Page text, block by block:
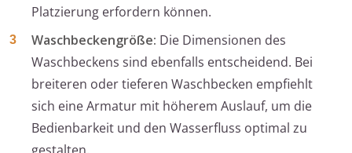
Platzierung erfordern können.
Waschbeckengröße: Die Dimensionen des
Waschbeckens sind ebenfalls entscheidend. Bei
breiteren oder tieferen Waschbecken empfiehlt
sich eine Armatur mit höherem Auslauf, um die
Bedienbarkeit und den Wasserfluss optimal zu